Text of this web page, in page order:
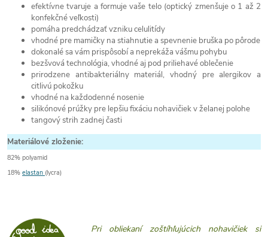
efektívne tvaruje a formuje vaše telo (optický zmenšuje o 1 až 2
konfekčné veľkosti)
pomáha predchádzať vzniku celulitídy
vhodné pre mamičky na stiahnutie a spevnenie bruška po pôrode
dokonalé sa vám prispôsobí a neprekáža vášmu pohybu
bezšvová technológia, vhodné aj pod priliehavé oblečenie
prirodzene antibakteriálny materiál, vhodný pre alergikov a
citlivú pokožku
vhodné na každodenné nosenie
silikónové prúžky pre lepšiu fixáciu nohavičiek v želanej polohe
tangový strih zadnej časti
Materiálové zloženie:
82% polyamid
18% elastan (lycra)
Pri obliekaní zoštíhľujúcich nohavičiek si